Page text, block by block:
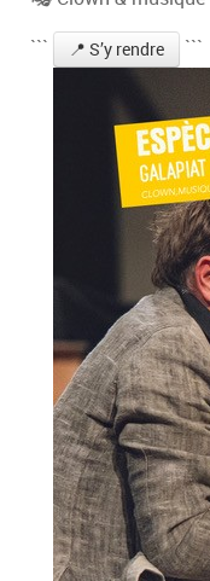
```
📍 S’y rendre ```